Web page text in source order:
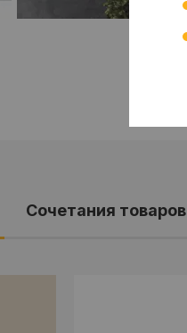
Cочетания товаров